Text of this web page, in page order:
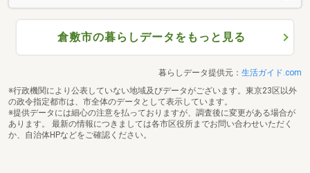
倉敷市の暮らしデータをもっと見る
暮らしデータ提供元： 生活ガイド.com
※行政機関により公表していない地域及びデータがございます。東京23区以外
の政令指定都市は、市全体のデータとして表示しています。
※提供データには細心の注意を払っておりますが、調査後に変更がある場合が
あります。 最新の情報につきましては各市区役所までお問い合わせいただく
か、自治体HPなどをご確認ください。